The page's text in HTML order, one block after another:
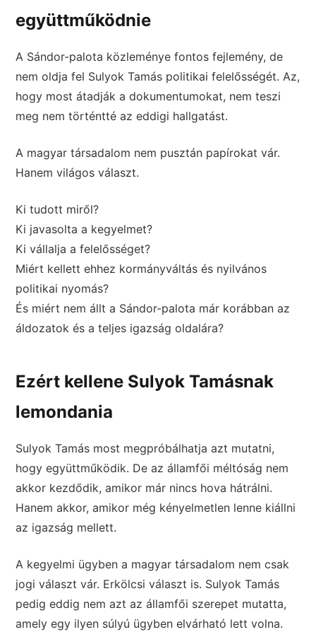
együttműködnie
A Sándor-palota közleménye fontos fejlemény, de
nem oldja fel Sulyok Tamás politikai felelősségét. Az,
hogy most átadják a dokumentumokat, nem teszi
meg nem történtté az eddigi hallgatást.
A magyar társadalom nem pusztán papírokat vár.
Hanem világos választ.
Ki tudott miről?
Ki javasolta a kegyelmet?
Ki vállalja a felelősséget?
Miért kellett ehhez kormányváltás és nyilvános
politikai nyomás?
És miért nem állt a Sándor-palota már korábban az
áldozatok és a teljes igazság oldalára?
Ezért kellene Sulyok Tamásnak
lemondania
Sulyok Tamás most megpróbálhatja azt mutatni,
hogy együttműködik. De az államfői méltóság nem
akkor kezdődik, amikor már nincs hova hátrálni.
Hanem akkor, amikor még kényelmetlen lenne kiállni
az igazság mellett.
A kegyelmi ügyben a magyar társadalom nem csak
jogi választ vár. Erkölcsi választ is. Sulyok Tamás
pedig eddig nem azt az államfői szerepet mutatta,
amely egy ilyen súlyú ügyben elvárható lett volna.